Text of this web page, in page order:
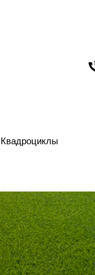
Квадроциклы
Квадроциклы